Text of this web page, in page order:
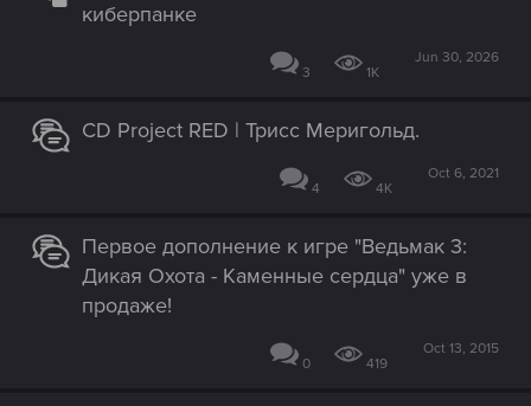
киберпанке
3 1K
Jun 30, 2026
CD Project RED | Трисс Меригольд.
4 4K
Oct 6, 2021
Первое дополнение к игре "Ведьмак 3:
Дикая Охота - Каменные сердца" уже в
продаже!
0 419
Oct 13, 2015